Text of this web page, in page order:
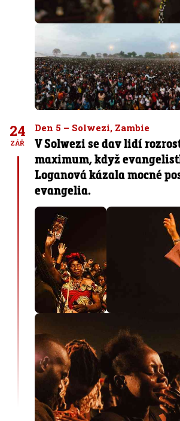
24
ZÁŘ
Den 5 – Solwezi, Zambie
V Solwezi se dav lidí
maximum, když
Loganová kázala mocné
evangelia.